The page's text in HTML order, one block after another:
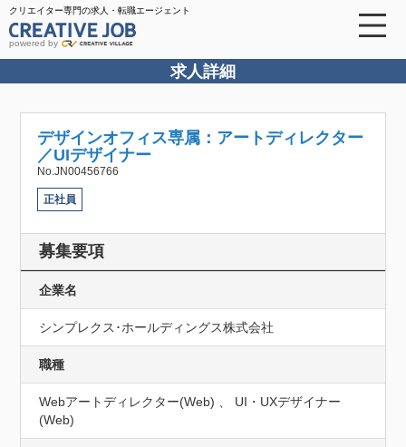
クリエイター専門の求人・転職エージェント
powered by
求人詳細
デザインオフィス専属：アートディレクター
／UIデザイナー
No.JN00456766
正社員
募集要項
企業名
シンプレクス･ホールディングス株式会社
職種
Webアートディレクター(Web) 、 UI・UXデザイナー
(Web)